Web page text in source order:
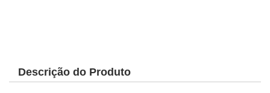
Descrição do Produto